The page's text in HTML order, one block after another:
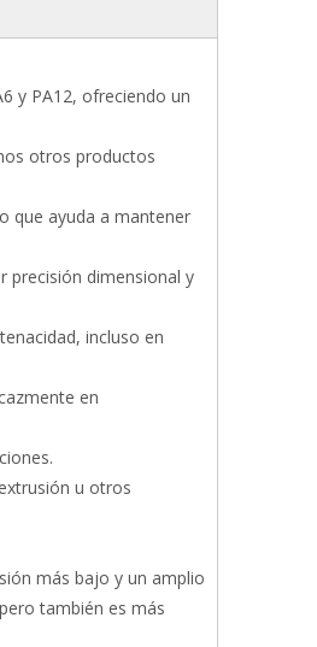
y PA12, ofreciendo un
otros productos
que ayuda a mantener
precisión dimensional y
incluso en
en
u otros
más bajo y un amplio
también es más